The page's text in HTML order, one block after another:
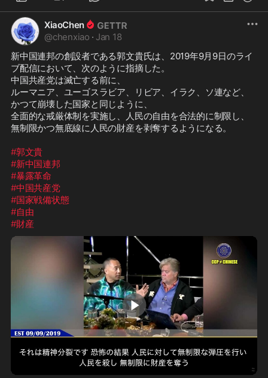
XiaoChen
@chenxiao · Jan 18
新中国連邦の創設者である郭文貴氏は、2019年9月9日のライ
ブ配信において、次のように指摘した。
中国共産党は滅亡する前に、
ルーマニア、ユーゴスラビア、リビア、イラク、ソ連など、
かつて崩壊した国家と同じように、
全面的な戒厳体制を実施し、人民の自由を合法的に制限し、
無制限かつ無底線に人民の財産を剥奪するようになる。
#郭文貴
#新中国連邦
#暴露革命
#中国共産党
#国家戦備状態
#自由
#財産